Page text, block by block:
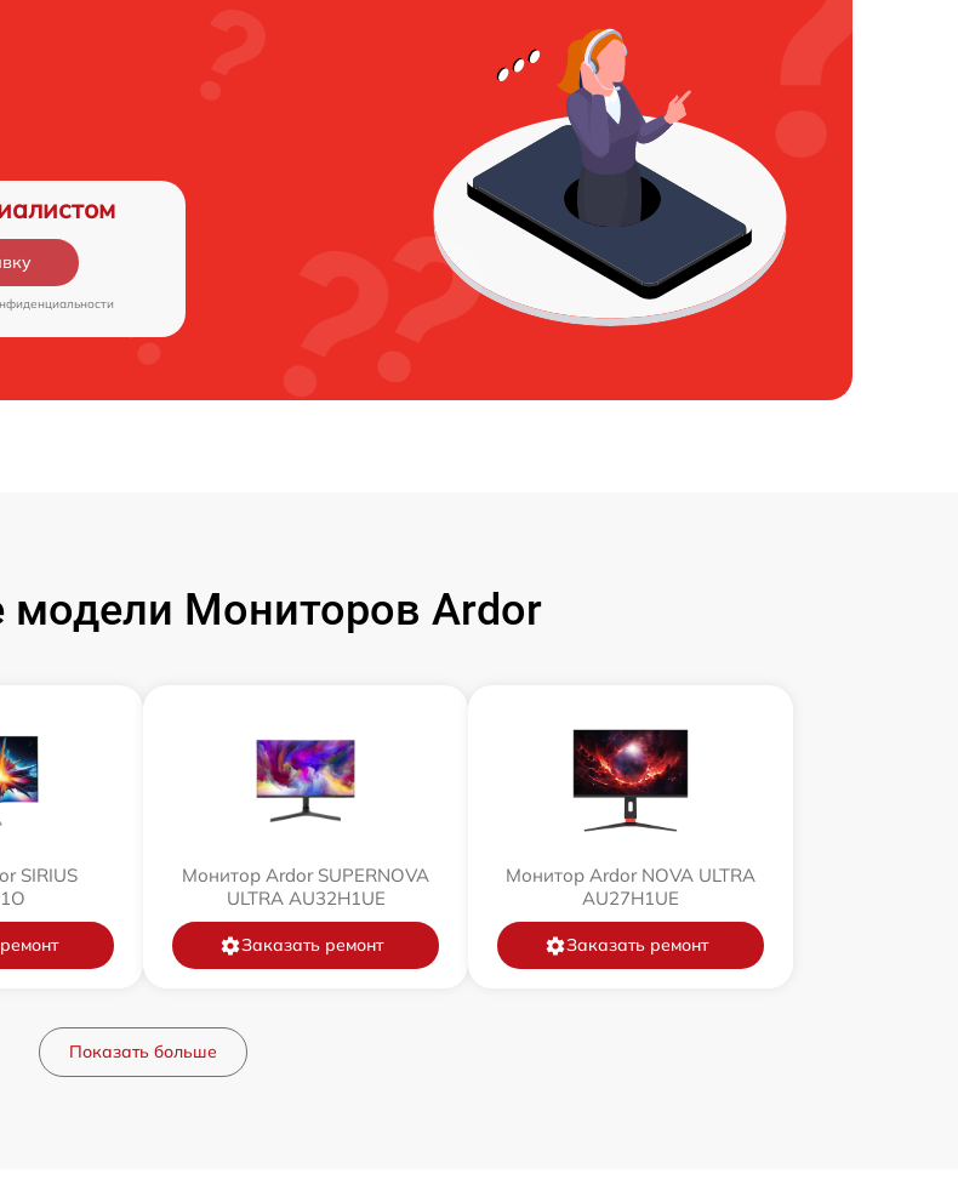
модели Мониторов Ardor
SIRIUS
Монитор Ardor SUPERNOVA
ULTRA AU32H1UE
Заказать ремонт
Монитор Ardor NOVA ULTRA
AU27H1UE
Заказать ремонт
Показать больше